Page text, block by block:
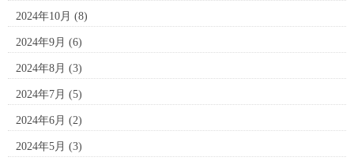
2024年10月 (8)
2024年9月 (6)
2024年8月 (3)
2024年7月 (5)
2024年6月 (2)
2024年5月 (3)